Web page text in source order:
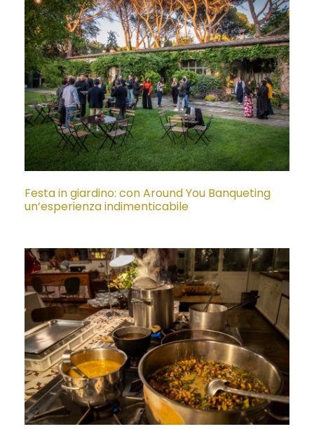
Festa in giardino: con Around You Banqueting
un’esperienza indimenticabile